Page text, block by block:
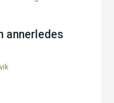
annerledes